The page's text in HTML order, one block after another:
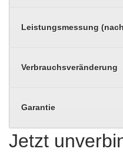
Leistungsmessung
Verbrauchsveränderung
Garantie
Jetzt